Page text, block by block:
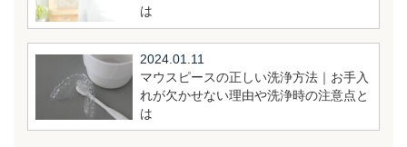
は
2024.01.11
マウスピースの正しい洗浄方法｜お手入
れが欠かせない理由や洗浄時の注意点と
は